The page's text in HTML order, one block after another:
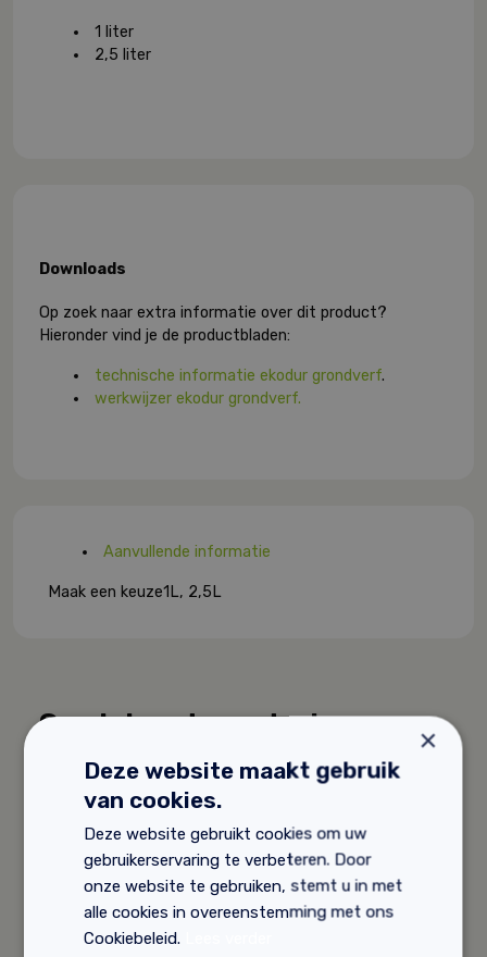
1 liter
2,5 liter
Downloads
Op zoek naar extra informatie over dit product?
Hieronder vind je de productbladen:
technische informatie ekodur grondverf.
werkwijzer ekodur grondverf.
Aanvullende informatie
Maak een keuze1L, 2,5L
Gerelateerde producten ×
Deze website maakt gebruik
van cookies.
Deze website gebruikt cookies om uw
gebruikerservaring te verbeteren. Door
onze website te gebruiken, stemt u in met
alle cookies in overeenstemming met ons
Cookiebeleid.